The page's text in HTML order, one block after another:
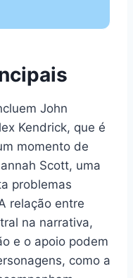
John
Kendrick, que é
momento de
Scott, uma
problemas
relação entre
na narrativa,
e o apoio podem
como a